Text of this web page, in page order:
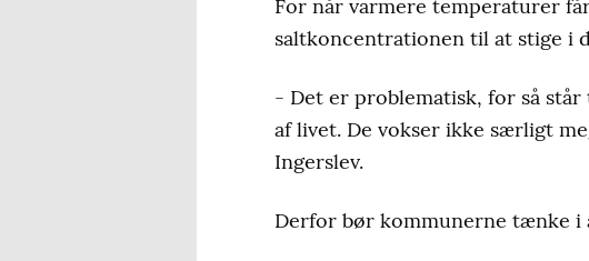
For når varmere temperaturer
saltkoncentrationen til at stige i
- Det er problematisk, for så
af livet. De vokser ikke særligt
Ingerslev.
Derfor bør kommunerne tænke i